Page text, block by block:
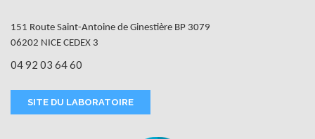
151 Route Saint-Antoine de Ginestière BP 3079
06202 NICE CEDEX 3
04 92 03 64 60
SITE DU LABORATOIRE